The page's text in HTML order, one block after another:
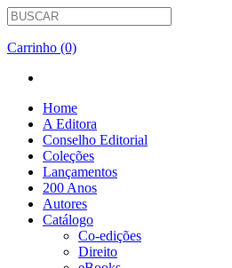
Carrinho (0)
Home
A Editora
Conselho Editorial
Coleções
Lançamentos
200 Anos
Autores
Catálogo
Co-edições
Direito